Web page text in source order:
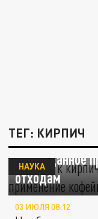
ТЕГ: КИРПИЧ
От кофе к
неожиданное
отходам
НАУКА
03 ИЮЛЯ 08:12